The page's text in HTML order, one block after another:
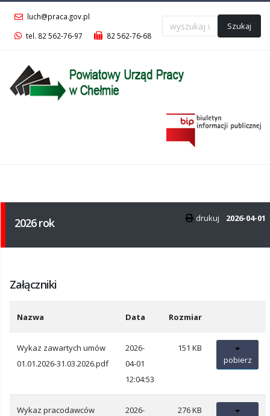
luch@praca.gov.pl
tel. 82 562-76-97
82 562-76-68
Szukaj
drukuj 2026-04-01
2026 rok
Załączniki
Nazwa Data Rozmiar
Wykaz zawartych umów
01.01.2026-31.03.2026.pdf
2026-
04-01
12:04:53
151 KB
pobierz
Wykaz pracodawców
2026-
276 KB